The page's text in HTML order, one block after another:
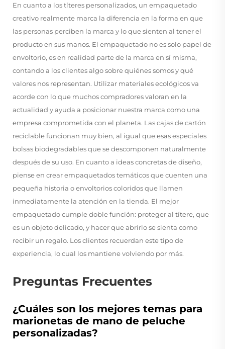
En cuanto a los títeres personalizados, un empaquetado
creativo realmente marca la diferencia en la forma en que
las personas perciben la marca y lo que sienten al tener el
producto en sus manos. El empaquetado no es solo papel de
envoltorio, es en realidad parte de la marca en sí misma,
contando a los clientes algo sobre quiénes somos y qué
valores nos representan. Utilizar materiales ecológicos va
acorde con lo que muchos compradores valoran en la
actualidad y ayuda a posicionar nuestra marca como una
empresa comprometida con el planeta. Las cajas de cartón
reciclable funcionan muy bien, al igual que esas especiales
bolsas biodegradables que se descomponen naturalmente
después de su uso. En cuanto a ideas concretas de diseño,
piense en crear empaquetados temáticos que cuenten una
pequeña historia o envoltorios coloridos que llamen
inmediatamente la atención en la tienda. El mejor
empaquetado cumple doble función: proteger al títere, que
es un objeto delicado, y hacer que abrirlo se sienta como
recibir un regalo. Los clientes recuerdan este tipo de
experiencia, lo cual los mantiene volviendo por más.
Preguntas Frecuentes
¿Cuáles son los mejores temas para
marionetas de mano de peluche
personalizadas?